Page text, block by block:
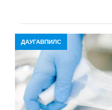
ДАУГАВПИЛС